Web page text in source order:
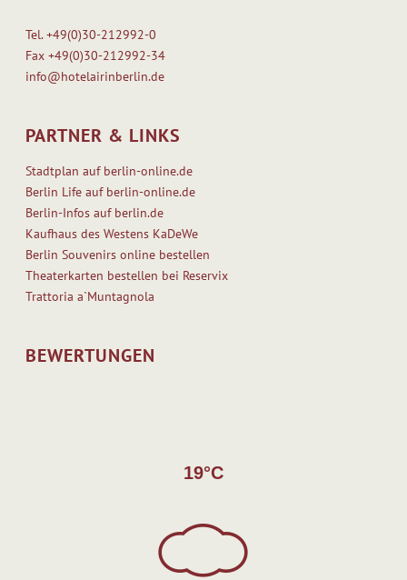
Tel.+49(0)30-212992-0
Fax+49(0)30-212992-34
info@hotelairinberlin.de
PARTNER & LINKS
Stadtplan auf berlin-online.de
Berlin Life auf berlin-online.de
Berlin-Infos auf berlin.de
Kaufhaus des Westens KaDeWe
Berlin Souvenirs online bestellen
Theaterkarten bestellen bei Reservix
Trattoria a`Muntagnola
BEWERTUNGEN
19°C